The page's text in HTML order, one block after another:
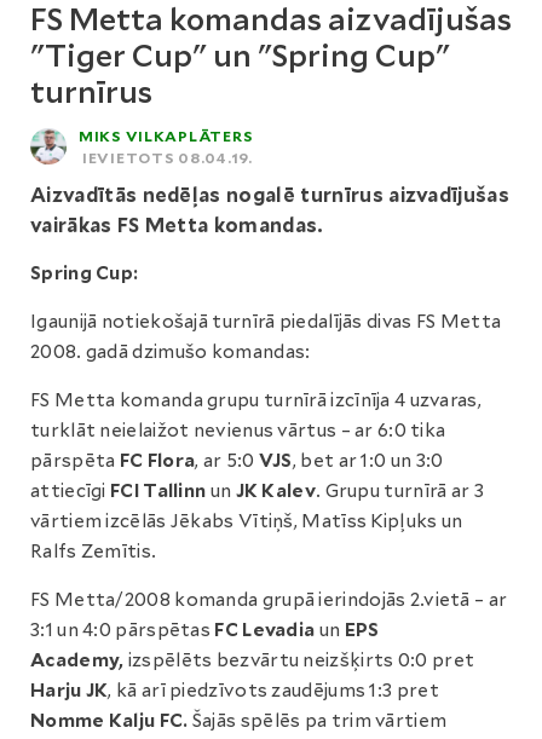
FS Metta komandas aizvadījušas
"Tiger Cup" un "Spring Cup"
turnīrus
MIKS VILKAPLĀTERS
IEVIETOTS 08.04.19.
Aizvadītās nedēļas nogalē turnīrus aizvadījušas
vairākas FS Metta komandas.
Spring Cup:
Igaunijā notiekošajā turnīrā piedalījās divas FS Metta
2008. gadā dzimušo komandas:
FS Metta komanda grupu turnīrā izcīnīja 4 uzvaras,
turklāt neielaižot nevienus vārtus – ar 6:0 tika
pārspēta FC Flora, ar 5:0 VJS, bet ar 1:0 un 3:0
attiecīgi FCI Tallinn un JK Kalev. Grupu turnīrā ar 3
vārtiem izcēlās Jēkabs Vītiņš, Matīss Kipļuks un
Ralfs Zemītis.
FS Metta/2008 komanda grupā ierindojās 2.vietā – ar
3:1 un 4:0 pārspētas FC Levadia un EPS
Academy, izspēlēts bezvārtu neizšķirts 0:0 pret
Harju JK, kā arī piedzīvots zaudējums 1:3 pret
Nomme Kalju FC. Šajās spēlēs pa trim vārtiem